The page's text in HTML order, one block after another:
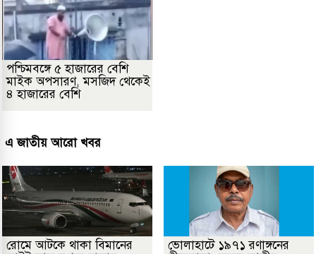
পশ্চিমবঙ্গে ৫ হাজারের বেশি
মাইক অপসারণ, মসজিদ থেকেই
৪ হাজারের বেশি
এ জাতীয় আরো খবর
রোমে আটকে থাকা বিমানের
ভোলাহাটে ১৯৭১ রণাঙ্গনের